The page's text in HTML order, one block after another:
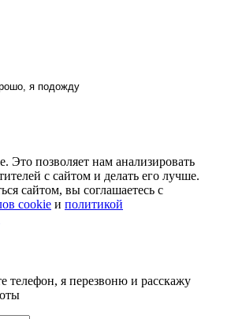
я подожду
Это позволяет нам анализировать
с сайтом и делать его лучше.
сайтом, вы соглашаетесь с
cookie и политикой
телефон, я перезвоню и расскажу